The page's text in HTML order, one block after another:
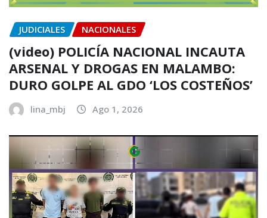
JUDICIALES NACIONALES
(video) POLICÍA NACIONAL INCAUTA
ARSENAL Y DROGAS EN MALAMBO:
DURO GOLPE AL GDO ‘LOS COSTEÑOS’
lina_mbj Ago 1, 2026